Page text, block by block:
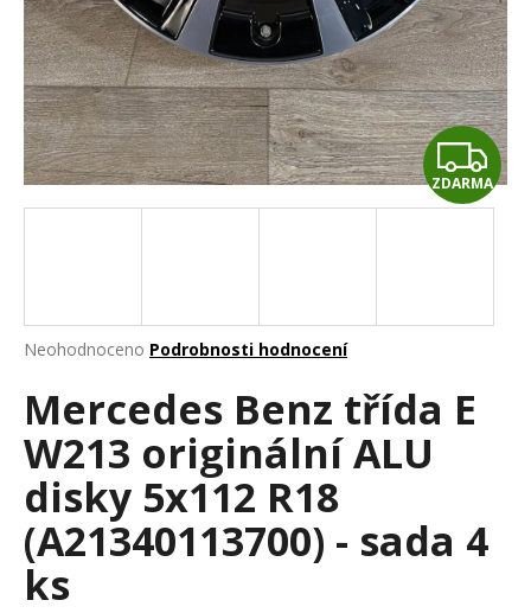
Průměrné
produktu
je
0,0
z
hvězdiček.
Neohodnoceno Podrobnosti hodnocení
Mercedes Benz třída E
W213 originální ALU
disky 5x112 R18
(A21340113700) - sada 4
ks
Z
D
ZDARMA
a
j
í
t
?
o
p
o
r
u
č
u